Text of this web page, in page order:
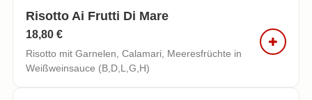
Risotto Ai Frutti Di Mare
18,80 €
Risotto mit Garnelen, Calamari, Meeresfrüchte in
Weißweinsauce (B,D,L,G,H)